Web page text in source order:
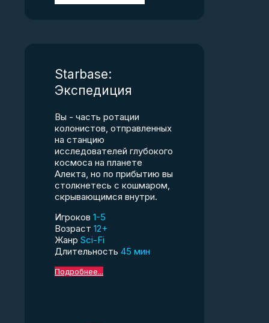
Starbase:
Экспедиция
Вы - часть ротации
колонистов, отправленных
на станцию
исследователей глубокого
космоса на планете
Алекта, но по прибытию вы
столкнетесь с кошмаром,
скрывающимся внутри.
Игроков 1-5
Возраст 12+
Жанр Sci-Fi
Длительность 45 мин
Подробнее...